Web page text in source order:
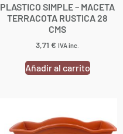
PLASTICO SIMPLE – MACETA
TERRACOTA RUSTICA 28
CMS
3,71 € IVA inc.
Añadir al carrito